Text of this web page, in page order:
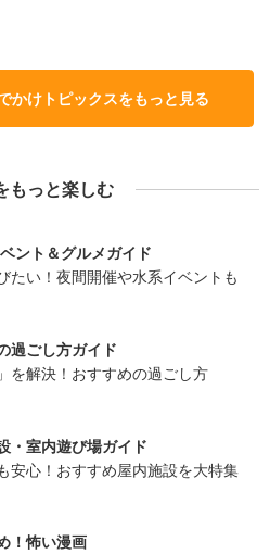
かけトピックスをもっと見る
もっと楽しむ
ント＆グルメガイド
たい！夜間開催や水系イベントも
過ごし方ガイド
を解決！おすすめの過ごし方
・室内遊び場ガイド
安心！おすすめ屋内施設を大特集
！怖い漫画